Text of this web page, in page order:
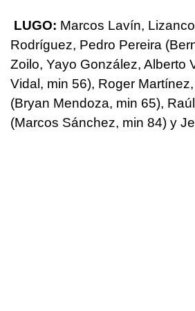
LUGO: Marcos Lavín,
Rodríguez, Pedro Pereira
Zoilo, Yayo González, Alberto
Vidal, min 56), Roger
(Bryan Mendoza, min 65),
(Marcos Sánchez, min 84) y